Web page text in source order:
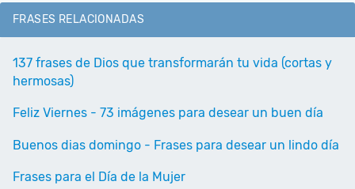
FRASES RELACIONADAS
137 frases de Dios que transformarán tu vida (cortas y
hermosas)
Feliz Viernes - 73 imágenes para desear un buen día
Buenos dias domingo - Frases para desear un lindo día
Frases para el Día de la Mujer